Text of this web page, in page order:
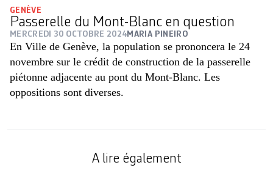
GENÈVE
Passerelle du Mont-Blanc en question
MERCREDI 30 OCTOBRE 2024 MARIA PINEIRO
En Ville de Genève, la population se prononcera le 24
novembre sur le crédit de construction de la passerelle
piétonne adjacente au pont du Mont-Blanc. Les
oppositions sont diverses.
A lire également